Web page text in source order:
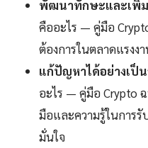
พัฒนาทักษะและเพิ่ม
คืออะไร — คู่มือ
ต้องการในตลาดแรง
แก้ปัญหาได้อย่างเป็
อะไร — คู่มือ Crypto
มือและความรู้ในการ
มั่นใจ